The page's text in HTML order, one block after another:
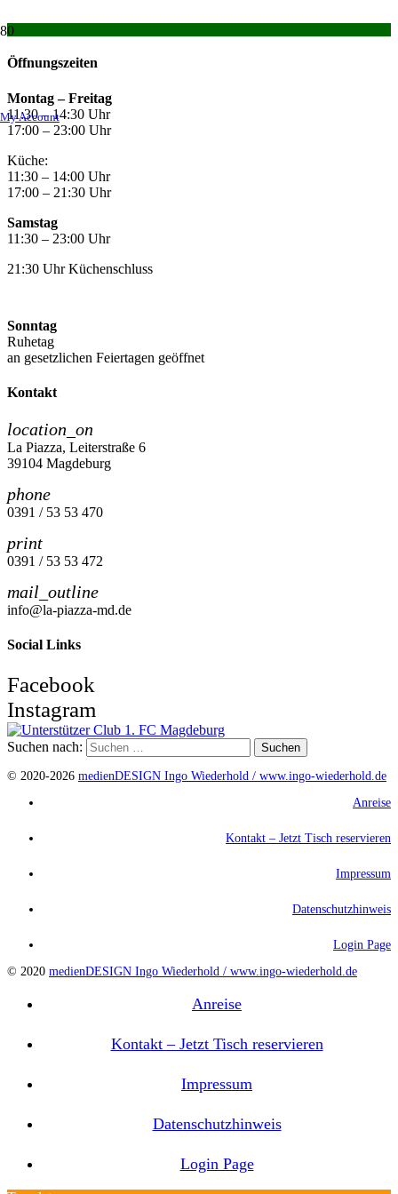
My Account
Öffnungszeiten
Montag –Freitag
11:30 – 14:30 Uhr
17:00 – 23:00 Uhr
Küche:
11:30 – 14:00 Uhr
17:00 – 21:30 Uhr
Samstag
11:30 – 23:00 Uhr
21:30 Uhr Küchenschluss
Sonntag
Ruhetag
an gesetzlichen Feiertagen geöffnet
Kontakt
location_on
La Piazza, Leiterstraße 6
39104 Magdeburg
phone
0391 / 53 53 470
print
0391 / 53 53 472
mail_outline
info@la-piazza-md.de
Social Links
Facebook
Instagram
Suchen nach:
© 2020-2026 medienDESIGN Ingo Wiederhold / www.ingo-wiederhold.de
Anreise
Kontakt – Jetzt Tisch reservieren
Impressum
Datenschutzhinweis
Login Page
© 2020 medienDESIGN Ingo Wiederhold / www.ingo-wiederhold.de
Anreise
Kontakt – Jetzt Tisch reservieren
Impressum
Datenschutzhinweis
Login Page